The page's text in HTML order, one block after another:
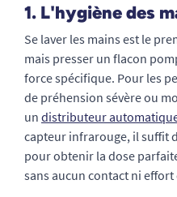
1. L'hygiène des
Se laver les mains est le
mais presser un flacon
force spécifique. Pour les
de préhension sévère ou
un distributeur
capteur infrarouge, il suffit
pour obtenir la dose
sans aucun contact ni